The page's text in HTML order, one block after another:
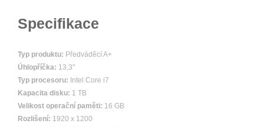
Specifikace
Typ produktu: Předváděcí A+
Úhlopříčka: 13,3"
Typ procesoru: Intel Core i7
Kapacita disku: 1 TB
Velikost operační paměti: 16 GB
Rozlišení: 1920 x 1200